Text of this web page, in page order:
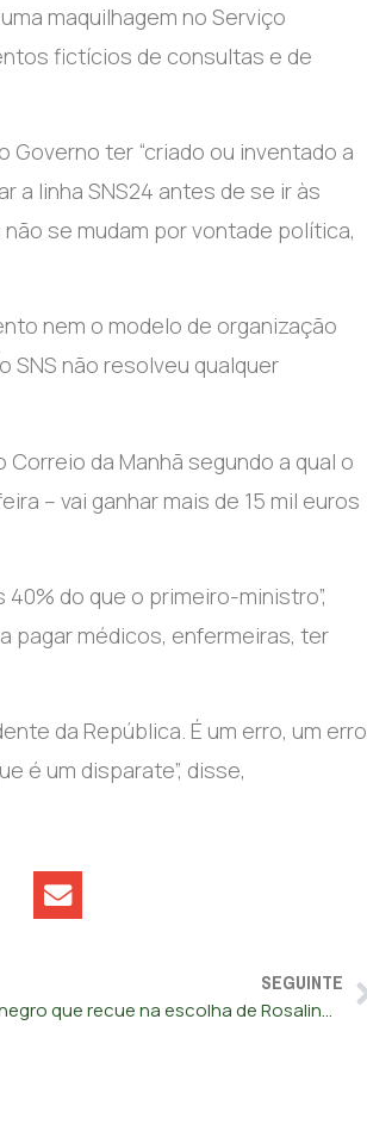
maquilhagem no Serviço
fictícios de consultas e de
Governo ter “criado ou inventado a
a linha SNS24 antes de se ir às
se mudam por vontade política,
nem o modelo de organização
SNS não resolveu qualquer
da Manhã segundo a qual o
– vai ganhar mais de 15 mil euros
do que o primeiro-ministro”,
pagar médicos, enfermeiras, ter
da República. É um erro, um erro
é um disparate”, disse,
SEGUINTE
Chega apela a Montenegro que recue na escolha de Rosalino para secretário-geral do Governo